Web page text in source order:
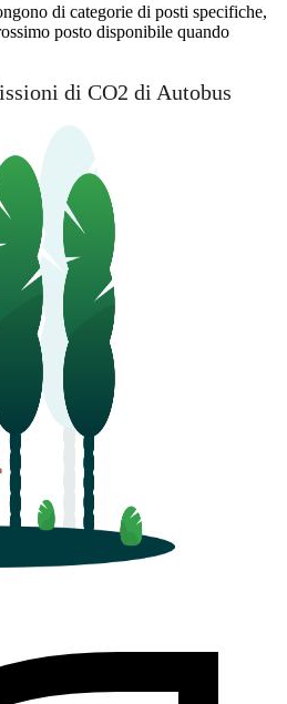
di categorie di posti specifiche,
posto disponibile quando
di CO2 di Autobus